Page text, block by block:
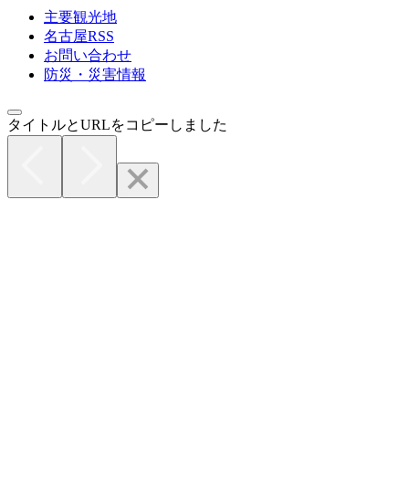
主要観光地
名古屋RSS
お問い合わせ
防災・災害情報
タイトルとURLをコピーしました